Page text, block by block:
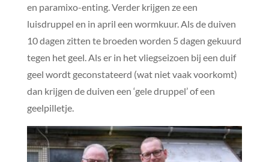
en paramixo-enting. Verder krijgen ze een
luisdruppel en in april een wormkuur. Als de duiven
10 dagen zitten te broeden worden 5 dagen gekuurd
tegen het geel. Als er in het vliegseizoen bij een duif
geel wordt geconstateerd (wat niet vaak voorkomt)
dan krijgen de duiven een ‘gele druppel’ of een
geelpilletje.